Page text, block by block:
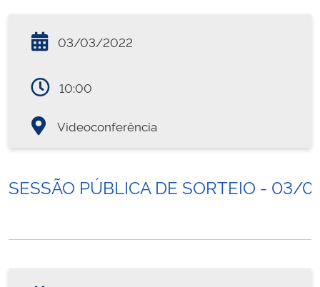
03/03/2022
10:00
Videoconferência
SESSÃO PÚBLICA DE SORTEIO - 03/